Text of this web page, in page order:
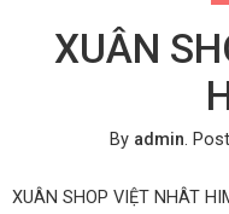
XUÂN
By admin.
XUÂN SHOP VIỆT NHÂT